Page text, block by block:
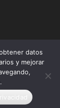
datos
y mejorar